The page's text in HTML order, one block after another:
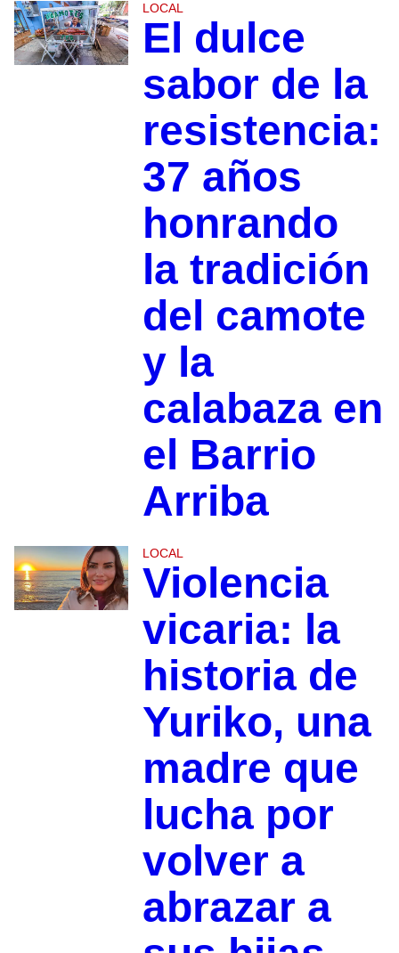
LOCAL
El dulce
sabor de la
resistencia:
37 años
honrando
la tradición
del camote
y la
calabaza en
el Barrio
Arriba
LOCAL
Violencia
vicaria: la
historia de
Yuriko, una
madre que
lucha por
volver a
abrazar a